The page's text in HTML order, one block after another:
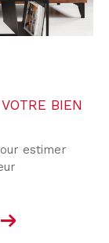
BIEN
estimer